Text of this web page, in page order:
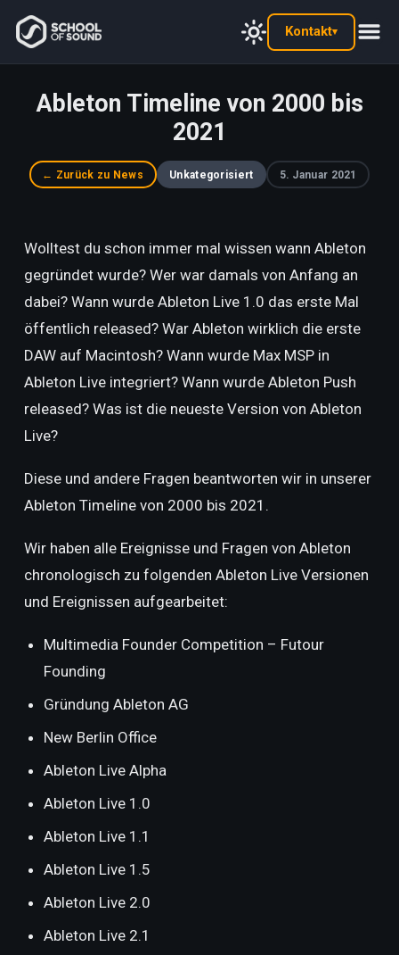
Kontakt▾
Ableton Timeline von 2000 bis
2021
← Zurück zu News Unkategorisiert 5. Januar 2021
Wolltest du schon immer mal wissen wann Ableton
gegründet wurde? Wer war damals von Anfang an
dabei? Wann wurde Ableton Live 1.0 das erste Mal
öffentlich released? War Ableton wirklich die erste
DAW auf Macintosh? Wann wurde Max MSP in
Ableton Live integriert? Wann wurde Ableton Push
released? Was ist die neueste Version von Ableton
Live?
Diese und andere Fragen beantworten wir in unserer
Ableton Timeline von 2000 bis 2021.
Wir haben alle Ereignisse und Fragen von Ableton
chronologisch zu folgenden Ableton Live Versionen
und Ereignissen aufgearbeitet:
Multimedia Founder Competition – Futour
Founding
Gründung Ableton AG
New Berlin Office
Ableton Live Alpha
Ableton Live 1.0
Ableton Live 1.1
Ableton Live 1.5
Ableton Live 2.0
Ableton Live 2.1